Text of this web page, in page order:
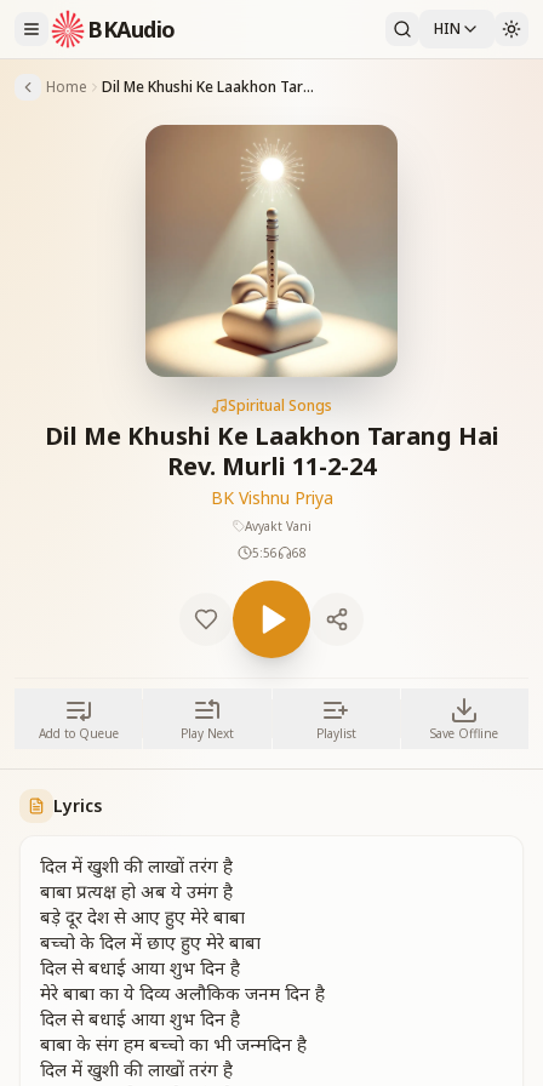
BKAudio HIN
Home Dil Me Khushi Ke Laakhon Tarang Hai Rev. Murli 11-2-24
Spiritual Songs
Dil Me Khushi Ke Laakhon Tarang Hai
Rev. Murli 11-2-24
BK Vishnu Priya
Avyakt Vani
5:56
68
Add to Queue Play Next Playlist Save Offline
Lyrics
दिल में खुशी की लाखों तरंग है
बाबा प्रत्यक्ष हो अब ये उमंग है
बड़े दूर देश से आए हुए मेरे बाबा
बच्चो के दिल में छाए हुए मेरे बाबा
दिल से बधाई आया शुभ दिन है
मेरे बाबा का ये दिव्य अलौकिक जनम दिन है
दिल से बधाई आया शुभ दिन है
बाबा के संग हम बच्चो का भी जन्मदिन है
दिल में खुशी की लाखों तरंग है